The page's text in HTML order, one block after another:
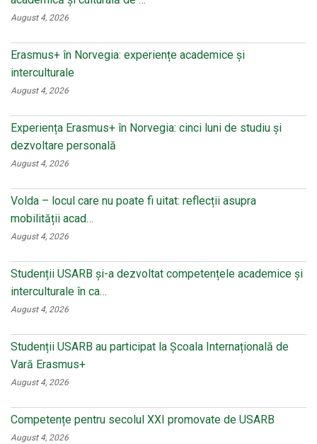
August 4, 2026
Erasmus+ în Norvegia: experiențe academice și
interculturale
August 4, 2026
Experiența Erasmus+ în Norvegia: cinci luni de studiu și
dezvoltare personală
August 4, 2026
Volda – locul care nu poate fi uitat: reflecții asupra
mobilității acad…
August 4, 2026
Studenții USARB și-a dezvoltat competențele academice și
interculturale în ca…
August 4, 2026
Studenții USARB au participat la Școala Internațională de
Vară Erasmus+
August 4, 2026
Competențe pentru secolul XXI promovate de USARB
August 4, 2026